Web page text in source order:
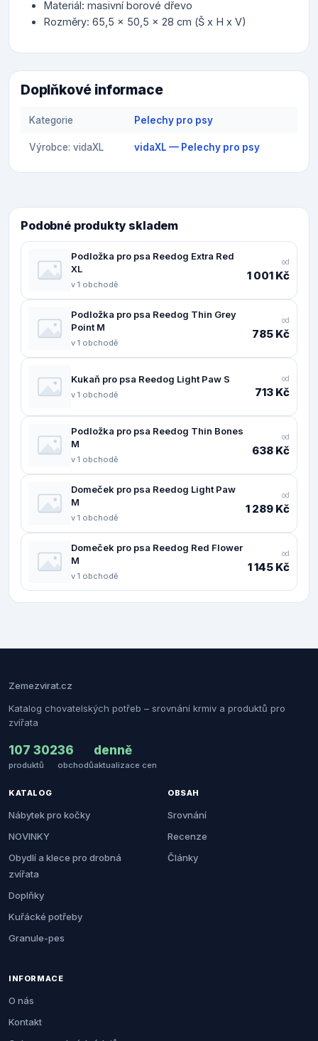
Materiál: masivní borové dřevo
Rozměry: 65,5 x 50,5 x 28 cm (Š x H x V)
Doplňkové informace
Kategorie Pelechy pro psy
Výrobce: vidaXL vidaXL — Pelechy pro psy
Podobné produkty skladem
Podložka pro psa Reedog Extra Red
XL
v 1 obchodě
od
1 001 Kč
Podložka pro psa Reedog Thin Grey
Point M
v 1 obchodě
od
785 Kč
Kukaň pro psa Reedog Light Paw S
v 1 obchodě
od
713 Kč
Podložka pro psa Reedog Thin Bones
M
v 1 obchodě
od
638 Kč
Domeček pro psa Reedog Light Paw
M
v 1 obchodě
od
1 289 Kč
Domeček pro psa Reedog Red Flower
M
v 1 obchodě
od
1 145 Kč
Zemezvirat.cz
Katalog chovatelských potřeb – srovnání krmiv a produktů pro
zvířata
107 302
produktů
36
obchodů
denně
aktualizace cen
KATALOG
Nábytek pro kočky
NOVINKY
Obydlí a klece pro drobná
zvířata
Doplňky
Kuřácké potřeby
Granule-pes
OBSAH
Srovnání
Recenze
Články
INFORMACE
O nás
Kontakt